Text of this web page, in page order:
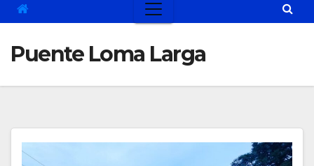
Puente Loma Larga